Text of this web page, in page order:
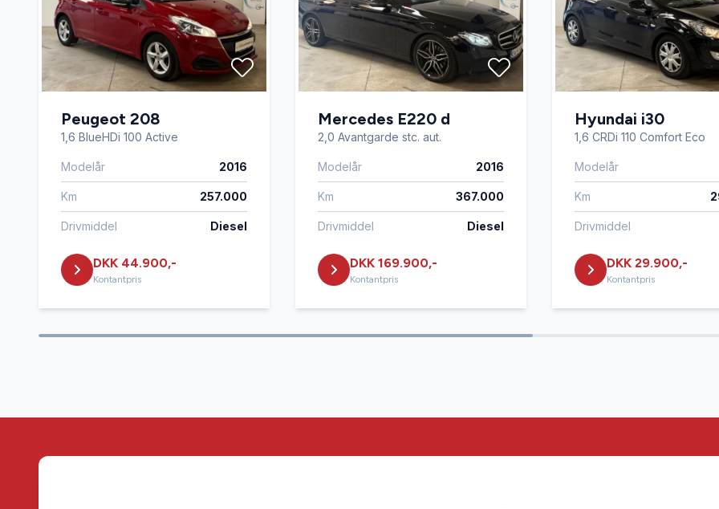
Navigation Parkeringssensor bagved Parkeringssensor foran
Skiltegenkendelse Splitbagsæder Sædevarme
Tagræling Tonede ruder USB tilslutning
Vejbaneassistent Xenonlygter
Peugeot 208
1,6 BlueHDi 100 Active
Modelår 2016
Km 257.000
Drivmiddel Diesel
DKK 44.900,-
Kontantpris
Mercedes E220 d
2,0 Avantgarde stc. aut.
Modelår 2016
Km 367.000
Drivmiddel Diesel
DKK 169.900,-
Kontantpris
Hyundai i30
1,6 CRDi 110 Comfort Eco
Modelår
Km
Drivmiddel
DKK 29.900,-
Kontantpris